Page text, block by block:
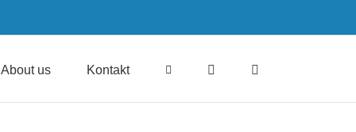
About us Kontakt